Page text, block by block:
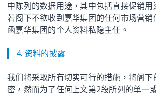
中陈列的数据用途，其中包括直接促销用
若阁下不欲收到嘉华集团的任何市场营销
函嘉华集团的个人资料私隐主任。
4. 资料的披露
我们将采取所有切实可行的措施，将阁下
密，然而为了任何上文第2段所列的单一